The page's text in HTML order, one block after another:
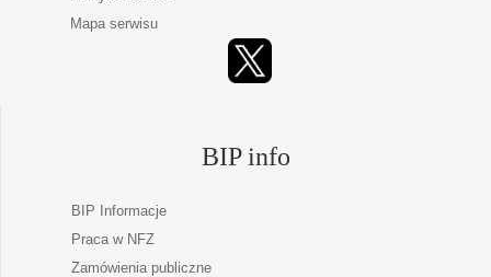
Mapa serwisu
BIP info
BIP Informacje
Praca w NFZ
Zamówienia publiczne